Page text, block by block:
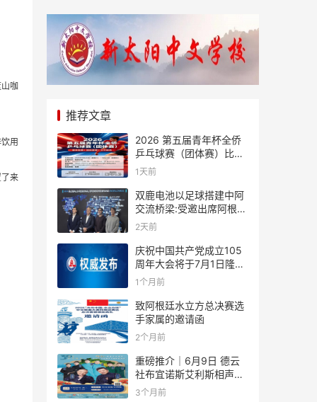
咖
用
来
推荐文章
2026 第五届青年杯全侨
乒乓球赛（团体赛）比赛
规则
1天前
双鹿电池以足球搭建中阿
交流桥梁:受邀出席阿根廷
足协赞助商招待会！
2天前
庆祝中国共产党成立105
周年大会将于7月1日隆重
举行
1个月前
致阿根廷水立方总决赛选
手家属的邀请函
2个月前
重磅推介｜6月9日 德云
社布宜诺斯艾利斯相声专
场！国风曲艺邂逅南美风
3个月前